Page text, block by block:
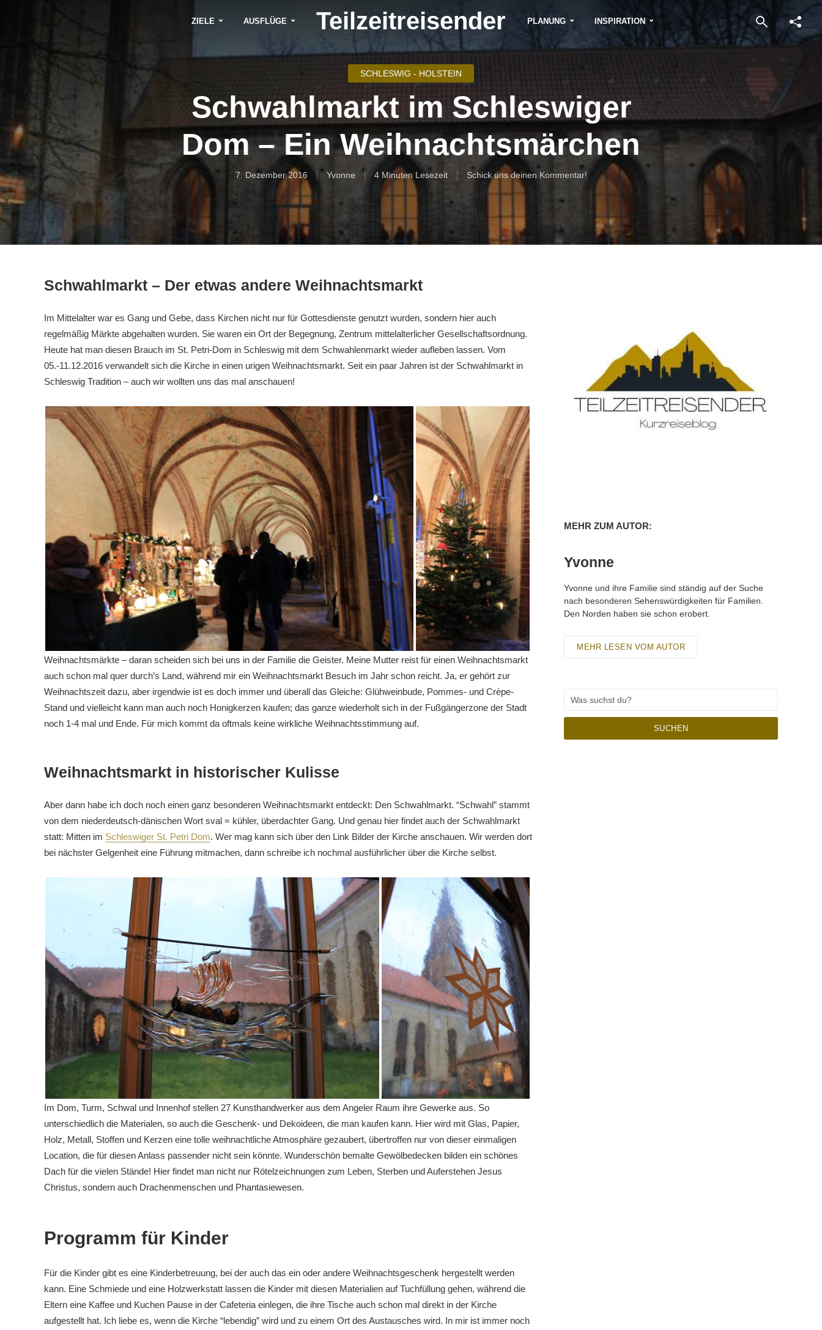
ZIELE AUSFLÜGE Teilzeitreisender PLANUNG INSPIRATION
SCHLESWIG - HOLSTEIN
Schwahlmarkt im Schleswiger
Dom – Ein Weihnachtsmärchen
7. Dezember 2016 Yvonne 4 Minuten Lesezeit Schick uns deinen Kommentar!
Schwahlmarkt – Der etwas andere Weihnachtsmarkt
Im Mittelalter war es Gang und Gebe, dass Kirchen nicht nur für Gottesdienste genutzt wurden, sondern hier auch
regelmäßig Märkte abgehalten wurden. Sie waren ein Ort der Begegnung, Zentrum mittelalterlicher Gesellschaftsordnung.
Heute hat man diesen Brauch im St. Petri-Dom in Schleswig mit dem Schwahlenmarkt wieder aufleben lassen. Vom
05.-11.12.2016 verwandelt sich die Kirche in einen urigen Weihnachtsmarkt. Seit ein paar Jahren ist der Schwahlmarkt in
Schleswig Tradition – auch wir wollten uns das mal anschauen!
Weihnachtsmärkte – daran scheiden sich bei uns in der Familie die Geister. Meine Mutter reist für einen Weihnachtsmarkt
auch schon mal quer durch’s Land, während mir ein Weihnachtsmarkt Besuch im Jahr schon reicht. Ja, er gehört zur
Weihnachtszeit dazu, aber irgendwie ist es doch immer und überall das Gleiche: Glühweinbude, Pommes- und Crèpe-
Stand und vielleicht kann man auch noch Honigkerzen kaufen; das ganze wiederholt sich in der Fußgängerzone der Stadt
noch 1-4 mal und Ende. Für mich kommt da oftmals keine wirkliche Weihnachtsstimmung auf.
Weihnachtsmarkt in historischer Kulisse
Aber dann habe ich doch noch einen ganz besonderen Weihnachtsmarkt entdeckt: Den Schwahlmarkt. “Schwahl” stammt
von dem niederdeutsch-dänischen Wort sval = kühler, überdachter Gang. Und genau hier findet auch der Schwahlmarkt
statt: Mitten im Schleswiger St. Petri Dom. Wer mag kann sich über den Link Bilder der Kirche anschauen. Wir werden dort
bei nächster Gelgenheit eine Führung mitmachen, dann schreibe ich nochmal ausführlicher über die Kirche selbst.
Im Dom, Turm, Schwal und Innenhof stellen 27 Kunsthandwerker aus dem Angeler Raum ihre Gewerke aus. So
unterschiedlich die Materialen, so auch die Geschenk- und Dekoideen, die man kaufen kann. Hier wird mit Glas, Papier,
Holz, Metall, Stoffen und Kerzen eine tolle weihnachtliche Atmosphäre gezaubert, übertroffen nur von dieser einmaligen
Location, die für diesen Anlass passender nicht sein könnte. Wunderschön bemalte Gewölbedecken bilden ein schönes
Dach für die vielen Stände! Hier findet man nicht nur Rötelzeichnungen zum Leben, Sterben und Auferstehen Jesus
Christus, sondern auch Drachenmenschen und Phantasiewesen.
Programm für Kinder
Für die Kinder gibt es eine Kinderbetreuung, bei der auch das ein oder andere Weihnachtsgeschenk hergestellt werden
kann. Eine Schmiede und eine Holzwerkstatt lassen die Kinder mit diesen Materialien auf Tuchfüllung gehen, während die
Eltern eine Kaffee und Kuchen Pause in der Cafeteria einlegen, die ihre Tische auch schon mal direkt in der Kirche
aufgestellt hat. Ich liebe es, wenn die Kirche “lebendig” wird und zu einem Ort des Austausches wird. In mir ist immer noch
MEHR ZUM AUTOR:
Yvonne
Yvonne und ihre Familie sind ständig auf der Suche
nach besonderen Sehenswürdigkeiten für Familien.
Den Norden haben sie schon erobert.
MEHR LESEN VOM AUTOR
SUCHEN